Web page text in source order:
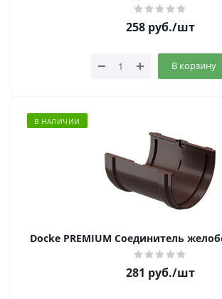
258руб./шт
В корзину
В НАЛИЧИИ
Docke PREMIUM Соединитель
281 руб./шт